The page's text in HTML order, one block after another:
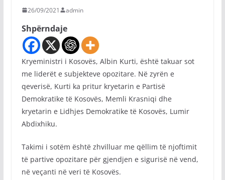
26/09/2021 admin
Shpërndaje
Kryeministri i Kosovës, Albin Kurti, është takuar sot
me liderët e subjekteve opozitare. Në zyrën e
qeverisë, Kurti ka pritur kryetarin e Partisë
Demokratike të Kosovës, Memli Krasniqi dhe
kryetarin e Lidhjes Demokratike të Kosovës, Lumir
Abdixhiku.
Takimi i sotëm është zhvilluar me qëllim të njoftimit
të partive opozitare për gjendjen e sigurisë në vend,
në veçanti në veri të Kosovës.